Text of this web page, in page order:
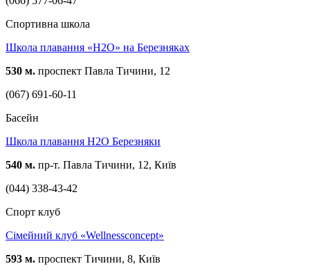
Спортивна школа
Школа плавання «H2O» на Березняках
530 м. проспект Павла Тичини, 12
(067) 691-60-11
Басейн
Школа плавання H2O Березняки
540 м. пр-т. Павла Тичини, 12, Київ
(044) 338-43-42
Спорт клуб
Сімейний клуб «Wellnessconcept»
593 м. проспект Тичини, 8, Київ